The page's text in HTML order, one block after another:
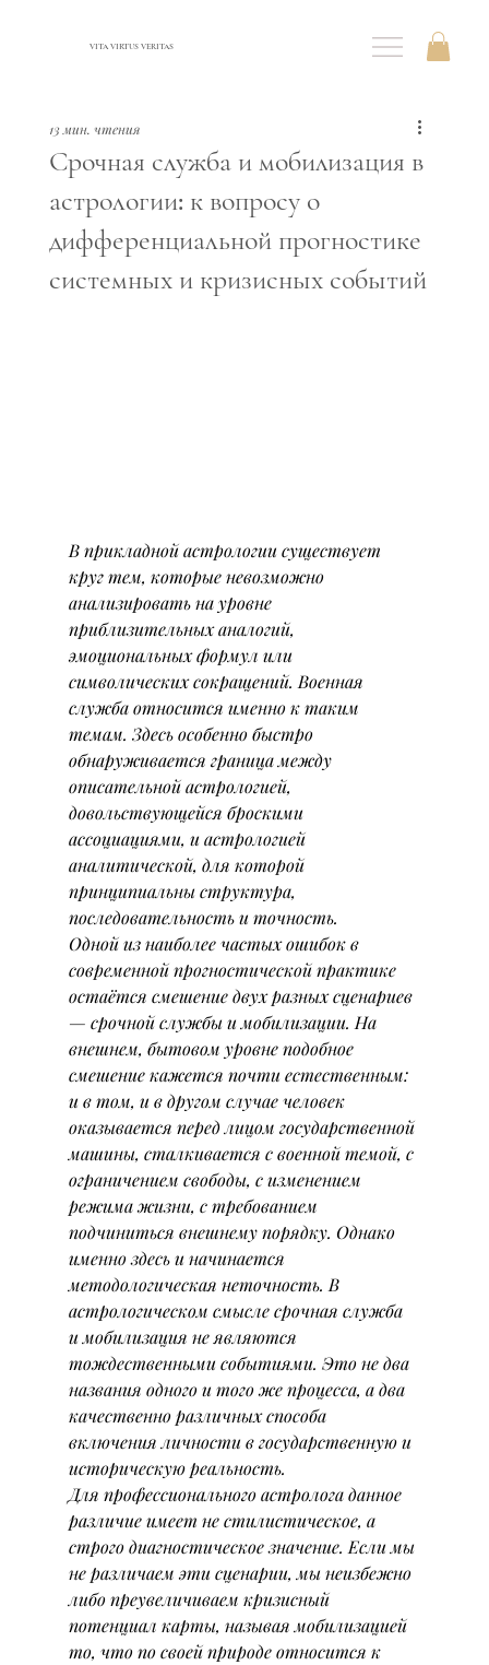
VITA VIRTUS VERITAS
Срочная служба и мобилизация в
астрологии: к вопросу о
дифференциальной прогностике
системных и кризисных событий
13 мин. чтения
В прикладной астрологии существует
круг тем, которые невозможно
анализировать на уровне
приблизительных аналогий,
эмоциональных формул или
символических сокращений. Военная
служба относится именно к таким
темам. Здесь особенно быстро
обнаруживается граница между
описательной астрологией,
довольствующейся броскими
ассоциациями, и астрологией
аналитической, для которой
принципиальны структура,
последовательность и точность.
Одной из наиболее частых ошибок в
современной прогностической практике
остаётся смешение двух разных сценариев
— срочной службы и мобилизации. На
внешнем, бытовом уровне подобное
смешение кажется почти естественным:
и в том, и в другом случае человек
оказывается перед лицом государственной
машины, сталкивается с военной темой, с
ограничением свободы, с изменением
режима жизни, с требованием
подчиниться внешнему порядку. Однако
именно здесь и начинается
методологическая неточность. В
астрологическом смысле срочная служба
и мобилизация не являются
тождественными событиями. Это не два
названия одного и того же процесса, а два
качественно различных способа
включения личности в государственную и
историческую реальность.
Для профессионального астролога данное
различие имеет не стилистическое, а
строго диагностическое значение. Если мы
не различаем эти сценарии, мы неизбежно
либо преувеличиваем кризисный
потенциал карты, называя мобилизацией
то, что по своей природе относится к